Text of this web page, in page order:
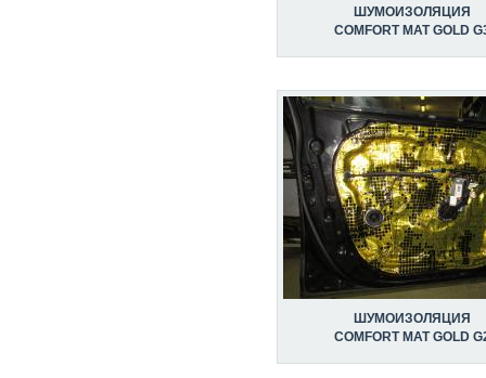
ШУМОИЗОЛЯЦИЯ
COMFORT MAT GOLD
ШУМОИЗОЛЯЦИЯ
COMFORT MAT GOLD